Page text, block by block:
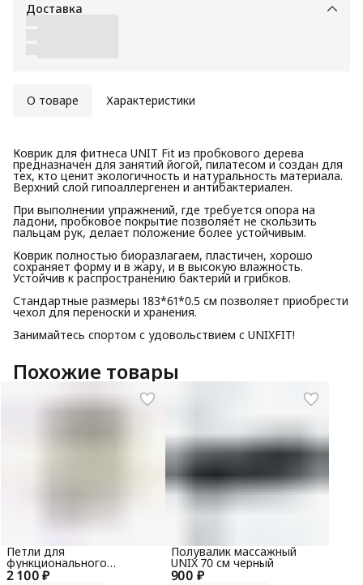
Доставка
О товаре Характеристики
Коврик для фитнеса UNIT Fit из пробкового дерева
предназначен для занятий йогой, пилатесом и создан для
тех, кто ценит экологичность и натуральность материала.
Верхний слой гипоаллергенен и антибактериален.
При выполнении упражнений, где требуется опора на
ладони, пробковое покрытие позволяет не скользить
пальцам рук, делает положение более устойчивым.
Коврик полностью биоразлагаем, пластичен, хорошо
сохраняет форму и в жару, и в высокую влажность.
Устойчив к распространению бактерий и грибков.
Стандартные размеры 183*61*0.5 см позволяет приобрести
чехол для переноски и хранения.
Занимайтесь спортом с удовольствием c UNIXFIT!
Похожие товары
2 100 ₽
Петли для
функционального
тренинга UNIX Fit желтые 900 ₽
Полувалик массажный
UNIX 70 см черный